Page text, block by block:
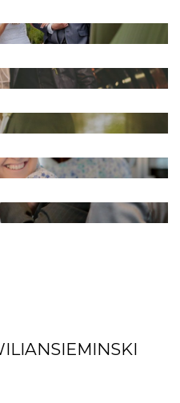
- CURITIBA
- CHÁCARA
DO REINO DAS
- RESTAURANTE